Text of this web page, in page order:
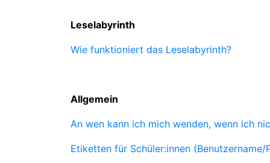
Leselabyrinth
Wie funktioniert das Leselabyrinth?
Allgemein
An wen kann ich mich wenden, wenn ich
Etiketten für Schüler:innen (Benutzername/